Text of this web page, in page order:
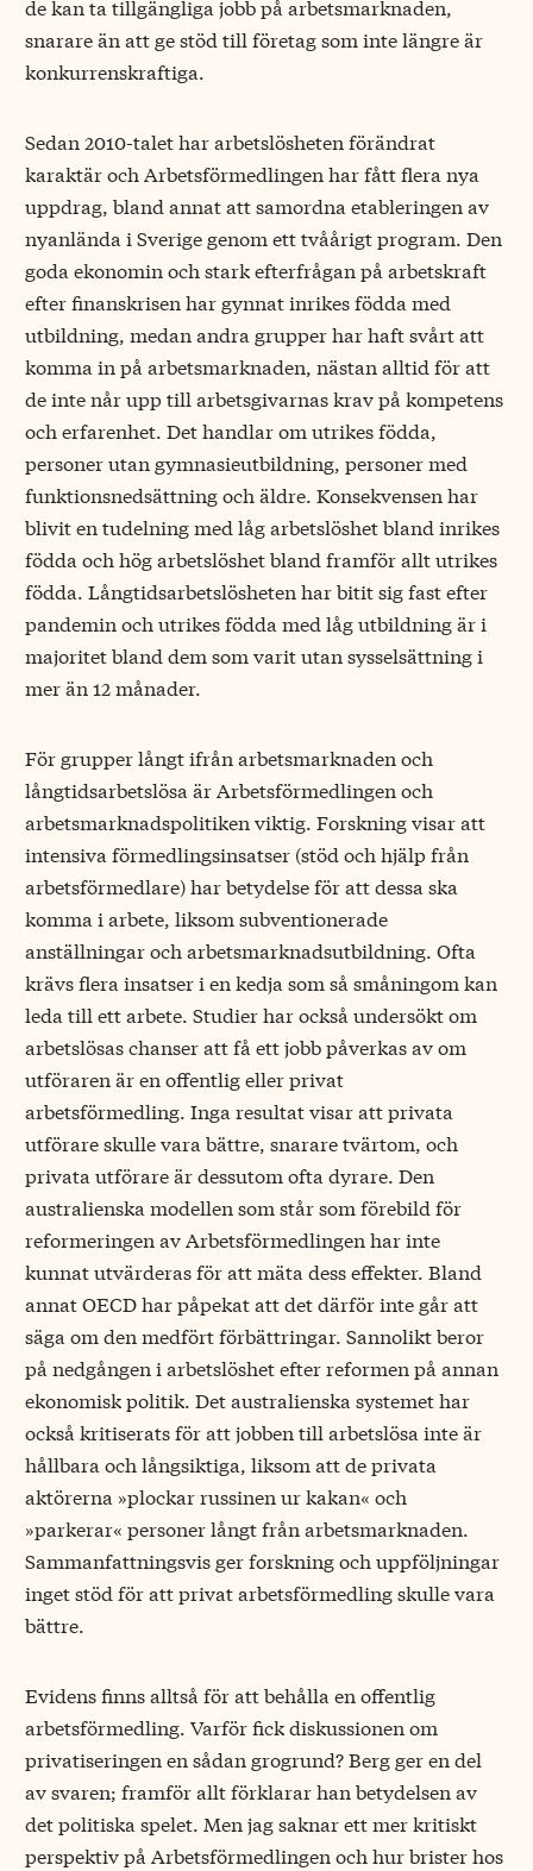
de kan ta tillgängliga jobb på arbetsmarknaden,
snarare än att ge stöd till företag som inte längre är
konkurrenskraftiga.
Sedan 2010-talet har arbetslösheten förändrat
karaktär och Arbetsförmedlingen har fått flera nya
uppdrag, bland annat att samordna etableringen av
nyanlända i Sverige genom ett tvåårigt program. Den
goda ekonomin och stark efterfrågan på arbetskraft
efter finanskrisen har gynnat inrikes födda med
utbildning, medan andra grupper har haft svårt att
komma in på arbetsmarknaden, nästan alltid för att
de inte når upp till arbetsgivarnas krav på kompetens
och erfarenhet. Det handlar om utrikes födda,
personer utan gymnasieutbildning, personer med
funktionsnedsättning och äldre. Konsekvensen har
blivit en tudelning med låg arbetslöshet bland inrikes
födda och hög arbetslöshet bland framför allt utrikes
födda. Långtidsarbetslösheten har bitit sig fast efter
pandemin och utrikes födda med låg utbildning är i
majoritet bland dem som varit utan sysselsättning i
mer än 12 månader.
För grupper långt ifrån arbetsmarknaden och
långtidsarbetslösa är Arbetsförmedlingen och
arbetsmarknadspolitiken viktig. Forskning visar att
intensiva förmedlingsinsatser (stöd och hjälp från
arbetsförmedlare) har betydelse för att dessa ska
komma i arbete, liksom subventionerade
anställningar och arbetsmarknadsutbildning. Ofta
krävs flera insatser i en kedja som så småningom kan
leda till ett arbete. Studier har också undersökt om
arbetslösas chanser att få ett jobb påverkas av om
utföraren är en offentlig eller privat
arbetsförmedling. Inga resultat visar att privata
utförare skulle vara bättre, snarare tvärtom, och
privata utförare är dessutom ofta dyrare. Den
australienska modellen som står som förebild för
reformeringen av Arbetsförmedlingen har inte
kunnat utvärderas för att mäta dess effekter. Bland
annat OECD har påpekat att det därför inte går att
säga om den medfört förbättringar. Sannolikt beror
på nedgången i arbetslöshet efter reformen på annan
ekonomisk politik. Det australienska systemet har
också kritiserats för att jobben till arbetslösa inte är
hållbara och långsiktiga, liksom att de privata
aktörerna »plockar russinen ur kakan« och
»parkerar« personer långt från arbetsmarknaden.
Sammanfattningsvis ger forskning och uppföljningar
inget stöd för att privat arbetsförmedling skulle vara
bättre.
Evidens finns alltså för att behålla en offentlig
arbetsförmedling. Varför fick diskussionen om
privatiseringen en sådan grogrund? Berg ger en del
av svaren; framför allt förklarar han betydelsen av
det politiska spelet. Men jag saknar ett mer kritiskt
perspektiv på Arbetsförmedlingen och hur brister hos